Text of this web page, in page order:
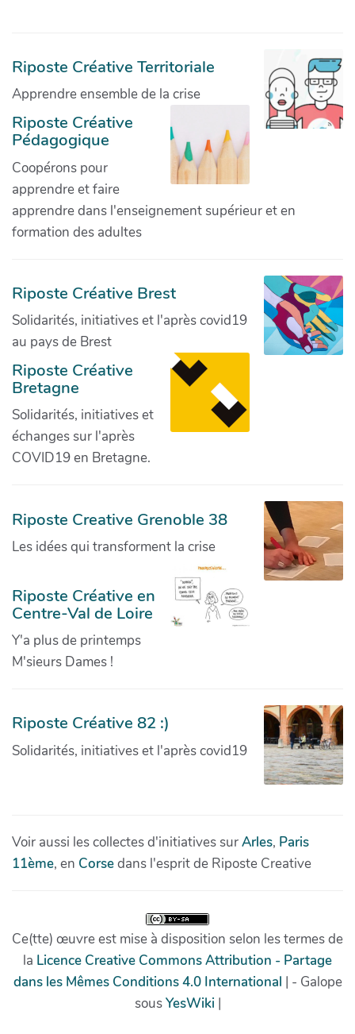
Riposte Créative Territoriale
Apprendre ensemble de la crise
Riposte Créative
Pédagogique
Coopérons pour
apprendre et faire
apprendre dans l'enseignement supérieur et en
formation des adultes
Riposte Créative Brest
Solidarités, initiatives et l'après covid19
au pays de Brest
Riposte Créative
Bretagne
Solidarités, initiatives et
échanges sur l'après
COVID19 en Bretagne.
Riposte Creative Grenoble 38
Les idées qui transforment la crise
Riposte Créative en
Centre-Val de Loire
Y'a plus de printemps
M'sieurs Dames !
Riposte Créative 82 :)
Solidarités, initiatives et l'après covid19
Voir aussi les collectes d'initiatives surArles, Paris
11ème, en Corsedans l'esprit de Riposte Creative
Ce(tte) œuvre est mise à disposition selon les termes de
la Licence Creative Commons Attribution - Partage
dans les Mêmes Conditions 4.0 International | - Galope
sousYesWiki |